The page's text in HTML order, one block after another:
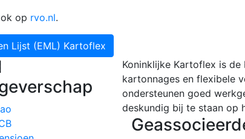
op rvo.nl.
Lijst (EML) Kartoflex
Koninklijke Kartoflex is
kartonnages en flexibele
ondersteunen goed
deskundig bij te staan op